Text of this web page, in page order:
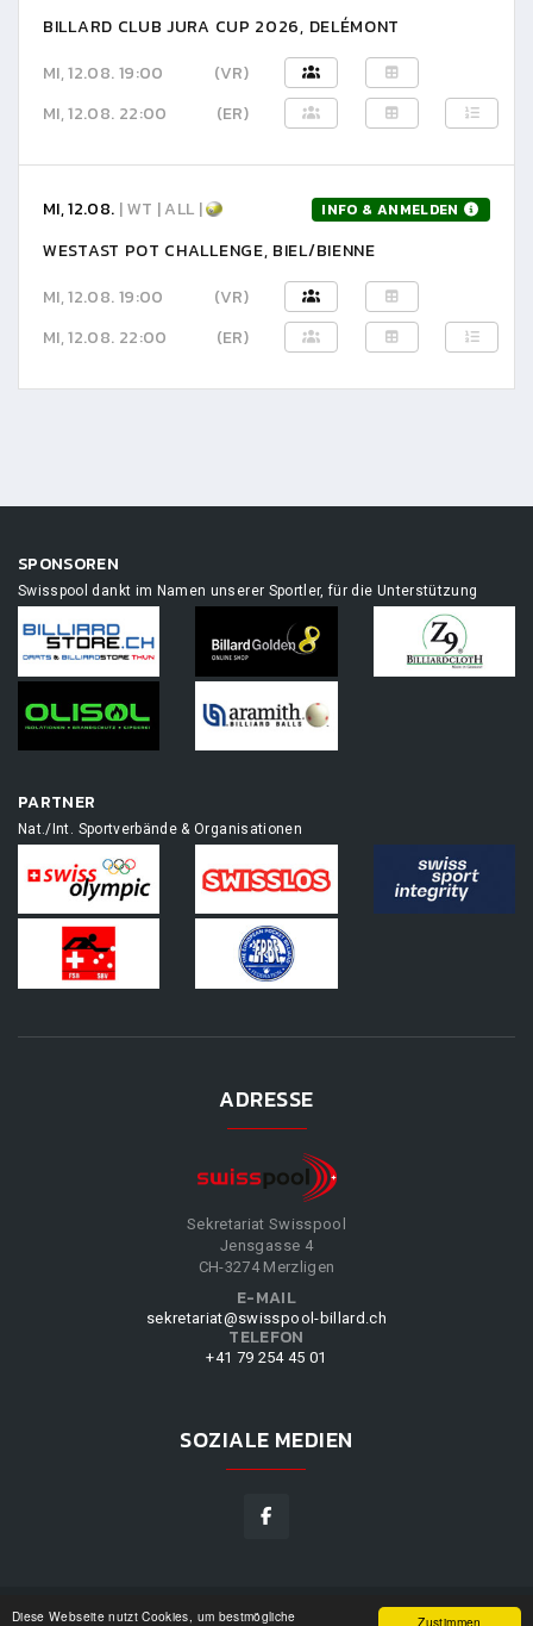
Zustimmen
Diese Webseite nutzt Cookies, um bestmögliche
BILLARD CLUB JURA CUP 2026, DELÉMONT
MI, 12.08. 19:00
(VR)
MI, 12.08. 22:00
(ER)
MI, 12.08. | WT | ALL | INFO & ANMELDEN
WESTAST POT CHALLENGE, BIEL/BIENNE
MI, 12.08. 19:00
(VR)
MI, 12.08. 22:00
(ER)
SPONSOREN
Swisspool dankt im Namen unserer Sportler, für die Unterstützung
PARTNER
Nat./Int. Sportverbände & Organisationen
ADRESSE
Sekretariat Swisspool
Jensgasse 4
CH-3274 Merzligen
E-MAIL
sekretariat@swisspool-billard.ch
TELEFON
+41 79 254 45 01
SOZIALE MEDIEN
SWISSPOOL©2026|DESIGN BY UNSERE